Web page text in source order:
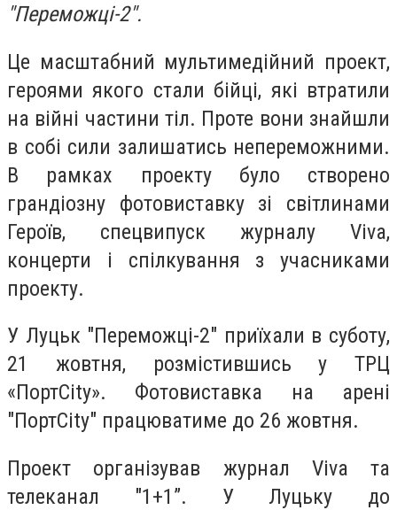
"Переможці-2".
Це масштабний мультимедійний проект,
героями якого стали бійці, які втратили
на війні частини тіл. Проте вони знайшли
в собі сили залишатись непереможними.
В рамках проекту було створено
грандіозну фотовиставку зі світлинами
Героїв, спецвипуск журналу Viva,
концерти і спілкування з учасниками
проекту.
У Луцьк "Переможці-2" приїхали в суботу,
21 жовтня, розмістившись у ТРЦ
«ПортCity». Фотовиставка на арені
"ПортCity" працюватиме до 26 жовтня.
Проект організував журнал Viva та
телеканал "1+1”. У Луцьку до